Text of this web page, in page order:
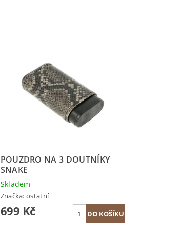
POUZDRO NA 3 DOUTNÍKY
SNAKE
Skladem
Značka:ostatní
699 Kč